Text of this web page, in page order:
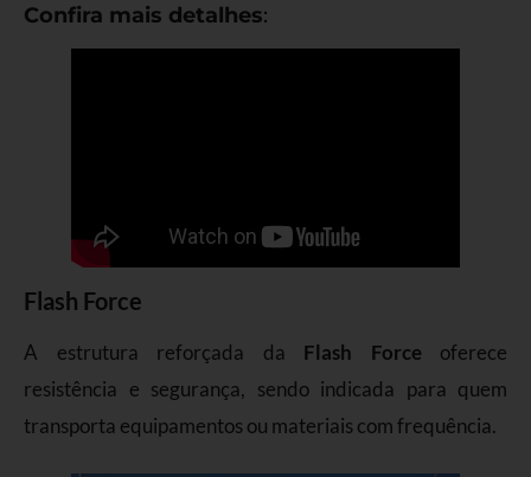
Confira mais detalhes:
Flash Force
A estrutura reforçada da Flash Force oferece
resistência e segurança, sendo indicada para quem
transporta equipamentos ou materiais com frequência.